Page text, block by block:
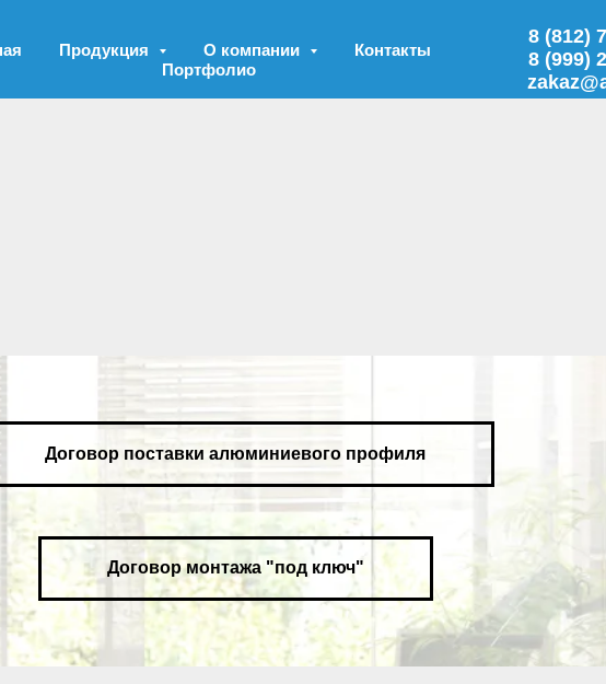
Продукция О компании
Контакты
Портфолио
8 (812)
8 (999)
Договор поставки алюминиевого профиля
Договор монтажа "под ключ"